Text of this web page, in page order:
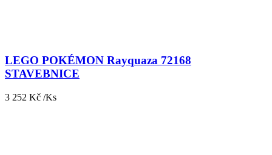
LEGO POKÉMON Rayquaza 72168
STAVEBNICE
3 252 Kč /Ks